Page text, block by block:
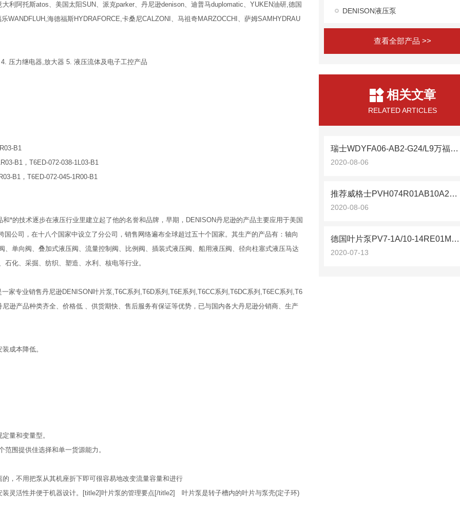
利阿托斯atos、美国太阳SUN、派克parker、丹尼逊denison、迪普马duplomatic、YUKEN油研,德国
WANDFLUH,海德福斯HYDRAFORCE,卡桑尼CALZONI、马祖奇MARZOCCHI、萨姆SAMHYDRAU
压力继电器,放大器 5. 液压流体及电子工控产品
B1
B1，T6ED-072-038-1L03-B1
B1，T6ED-072-045-1R00-B1
*的技术逐步在液压行业里建立起了他的名誉和品牌，早期，DENISON丹尼逊的产品主要应用于美国
公司，在十八个国家中设立了分公司，销售网络遍布全球超过五十个国家。其生产的产品有：轴向
单向阀、叠加式液压阀、流量控制阀、比例阀、插装式液压阀、船用液压阀、径向柱塞式液压马达
化、采掘、纺织、塑造、水利、核电等行业。
家专业销售丹尼逊DENISON叶片泵,T6C系列,T6D系列,T6E系列,T6CC系列,T6DC系列,T6EC系列,T6
逊产品种类齐全、价格低 、供货期快、售后服务有保证等优势，已与国内各大丹尼逊分销商、生产
成本降低。
量和变量型。
范围提供佳选择和单一货源能力。
，不用把泵从其机座折下即可很容易地改变流量容量和进行
灵活性并便于机器设计。[title2]叶片泵的管理要点[/title2] 叶片泵是转子槽内的叶片与泵壳(定子环)
DENISON液压泵
查看全部产品 >>
相关文章
RELATED ARTICLES
瑞士WDYFA06-AB2-G24/L9万福乐推荐
2020-08-06
推荐威格士PVH074R01AB10A25系列柱塞泵
2020-08-06
德国叶片泵PV7-1A/10-14RE01MC0-16力士乐
2020-07-13